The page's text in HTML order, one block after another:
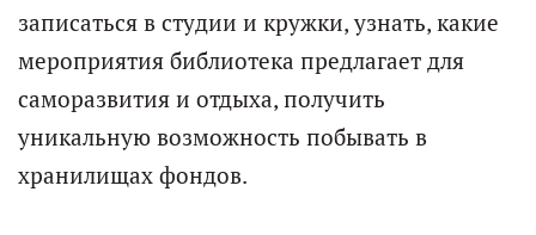
записаться в студии и кружки, узнать, какие
мероприятия библиотека предлагает для
саморазвития и отдыха, получить
уникальную возможность побывать в
хранилищах фондов.